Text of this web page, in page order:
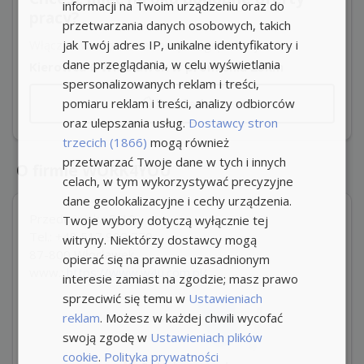
pracy?
Włącz powiadomienia i nie przegap okazji!
Kierowca C Włocławek w promieniu 25km
Powiadom
O firmie WORK4YOU
Przedmiejska 5/10
Tel.: +48 517 982 779
87-800 Włocławek
www.: https://www.w4u.com.pl/
informacji na Twoim urządzeniu oraz do
przetwarzania danych osobowych, takich
jak Twój adres IP, unikalne identyfikatory i
dane przeglądania, w celu wyświetlania
spersonalizowanych reklam i treści,
pomiaru reklam i treści, analizy odbiorców
oraz ulepszania usług. Dostawcy stron
trzecich (1866) mogą również
przetwarzać Twoje dane w tych i innych
celach, w tym wykorzystywać precyzyjne
dane geolokalizacyjne i cechy urządzenia.
Twoje wybory dotyczą wyłącznie tej
witryny. Niektórzy dostawcy mogą
opierać się na prawnie uzasadnionym
interesie zamiast na zgodzie; masz prawo
sprzeciwić się temu w Ustawieniach
reklam. Możesz w każdej chwili wycofać
swoją zgodę w Ustawieniach plików
cookie. Polityka prywatności